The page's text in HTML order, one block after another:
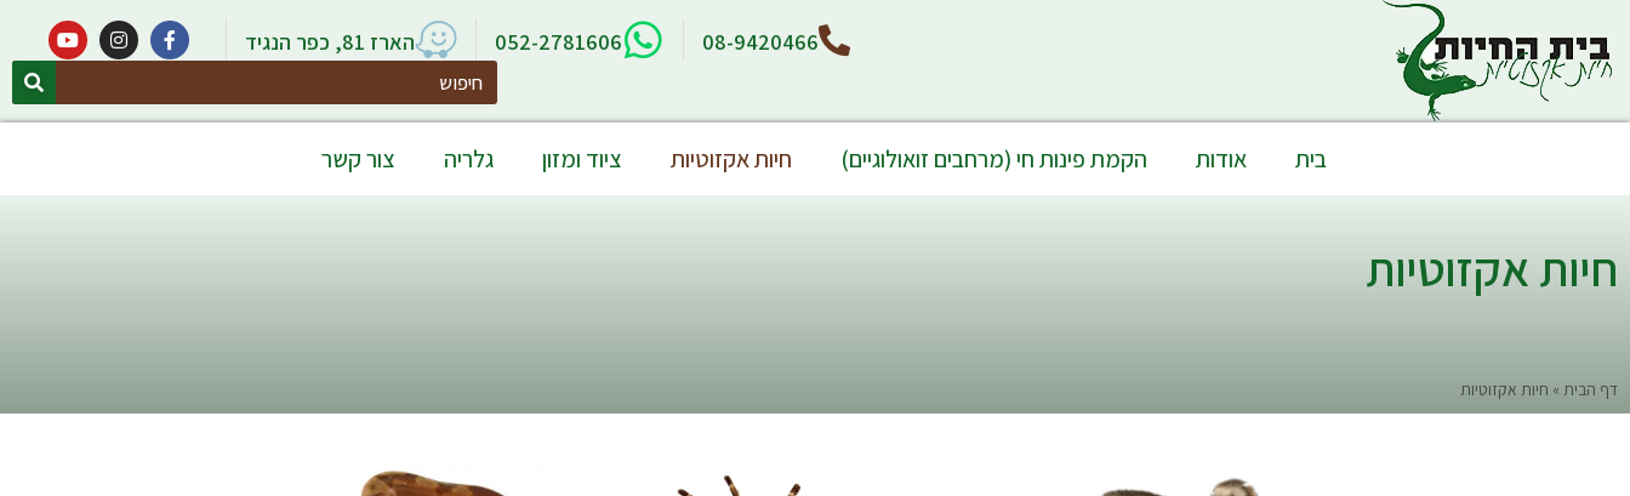
08-9420466
052-2781606 הארז 81, כפר הנגיד
Search
בית אודות הקמת פינות חי (מרחבים זואולוגיים) חיות אקזוטיות ציוד ומזון גלריה צור קשר
חיות אקזוטיות
דף הבית » חיות אקזוטיות